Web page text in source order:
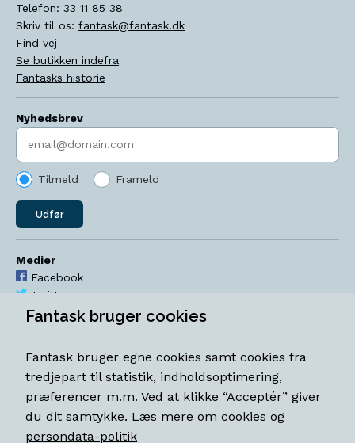
Telefon: 33 11 85 38
Skriv til os: fantask@fantask.dk
Find vej
Se butikken indefra
Fantasks historie
Nyhedsbrev
Indtast søgeord
Tilmeld Frameld
Udfør
Medier
Facebook
Twitter
YouTube
Åbningstider
Mandag-torsdag 11-18
Fredag 11-18.30
Lørdag 11-15
Fantask bruger cookies
Fantask bruger egne cookies samt cookies fra
tredjepart til statistik, indholdsoptimering,
præferencer m.m. Ved at klikke “Acceptér” giver
du dit samtykke. Læs mere om cookies og
persondata-politik